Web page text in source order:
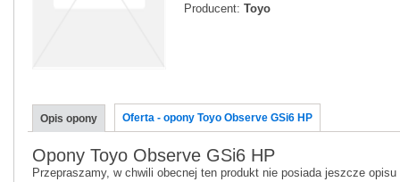
Producent: Toyo
Opis opony Oferta - opony Toyo Observe GSi6 HP
Opony Toyo Observe GSi6 HP
Przepraszamy, w chwili obecnej ten produkt nie posiada jeszcze opisu